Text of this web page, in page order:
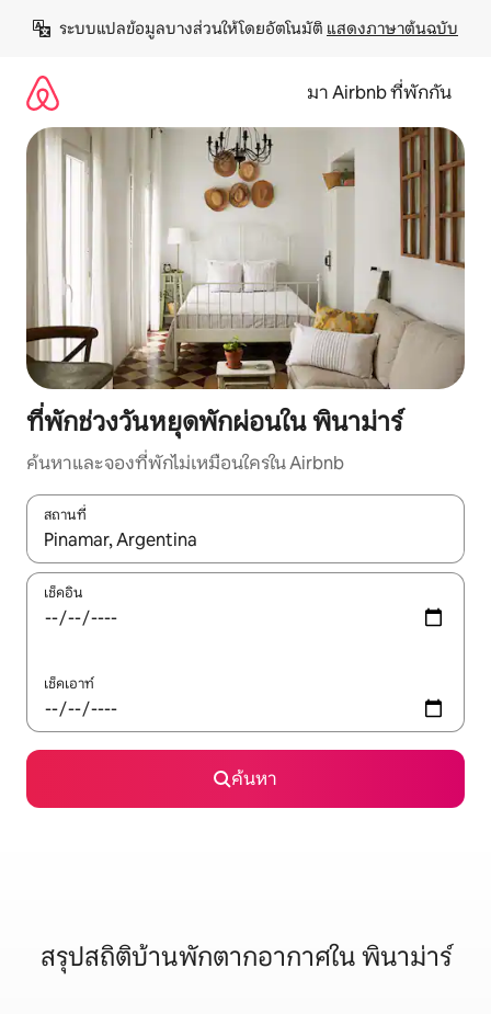
เนื้อหา
ระบบแปลข้อมูลบางส่วนให้โดยอัตโนมัติ แสดงภาษาต้นฉบับ
มา Airbnb ที่พักกัน
ที่พักช่วงวันหยุดพักผ่อนใน พินาม่าร์
ค้นหาและจองที่พักไม่เหมือนใครใน Airbnb
สถานที่
ใช้ลูกศรขึ้นลง หรือใช้การสัมผัสหรือปัด เพื่อสำรวจผลการค้นหา
เช็คอิน
เช็คเอาท์
ค้นหา
สรุปสถิติบ้านพักตากอากาศใน พินาม่าร์